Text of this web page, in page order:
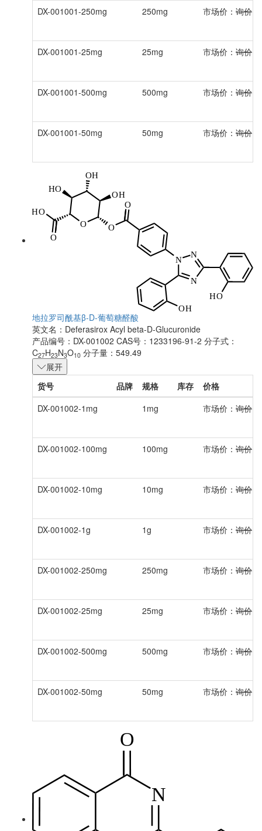
DX-001001-250mg 250mg 市场价： 询价
DX-001001-25mg 25mg 市场价： 询价
DX-001001-500mg 500mg 市场价： 询价
DX-001001-50mg 50mg 市场价： 询价
地拉罗司酰基β-D-葡萄糖醛酸
英文名： Deferasirox Acyl beta-D-Glucuronide
产品编号：DX-001002 CAS号：1233196-91-2 分子式：
C27H23N3O10 分子量：549.49
展开
货号
品牌 规格 库存
价格
DX-001002-1mg
1mg 市场价： 询价
DX-001002-100mg 100mg 市场价： 询价
DX-001002-10mg 10mg 市场价： 询价
DX-001002-1g 1g 市场价： 询价
DX-001002-250mg 250mg 市场价： 询价
DX-001002-25mg 25mg 市场价： 询价
DX-001002-500mg 500mg 市场价： 询价
DX-001002-50mg 50mg 市场价： 询价